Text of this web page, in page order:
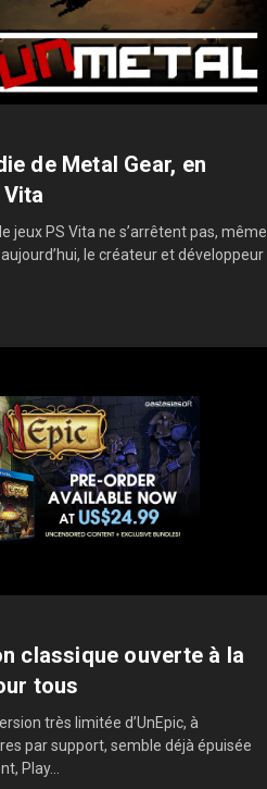
de Metal Gear, en
jeux PS Vita ne s’arrêtent pas, même
le créateur et développeur
classique ouverte à la
tous
très limitée d’UnEpic, à
par support, semble déjà épuisée
Play...